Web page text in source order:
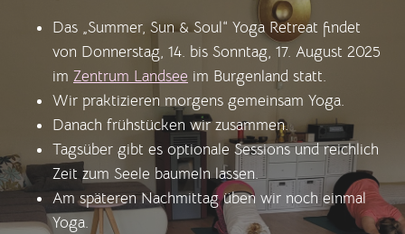
Das „Summer, Sun & Soul“ Yoga Retreat findet
von Donnerstag, 14. bis Sonntag, 17. August 2025
im Zentrum Landsee im Burgenland statt.
Wir praktizieren morgens gemeinsam Yoga.
Danach frühstücken wir zusammen.
Tagsüber gibt es optionale Sessions und reichlich
Zeit zum Seele baumeln lassen.
Am späteren Nachmittag üben wir noch einmal
Yoga.